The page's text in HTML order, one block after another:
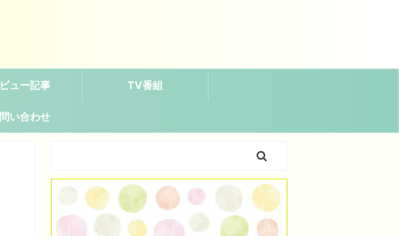
ュー記事 TV番組
い合わせ